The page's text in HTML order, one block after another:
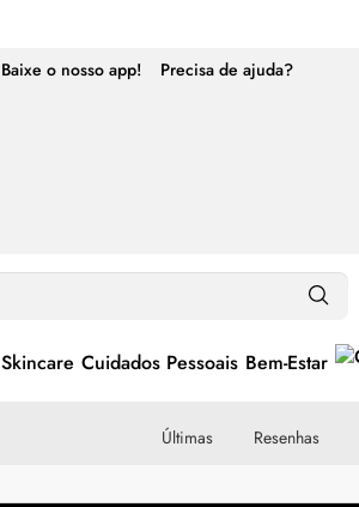
Baixe o nosso app! Precisa de ajuda?
Skincare Cuidados Pessoais Bem-Estar
Últimas Resenhas